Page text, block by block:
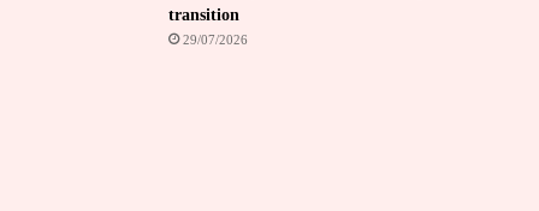
transition
29/07/2026